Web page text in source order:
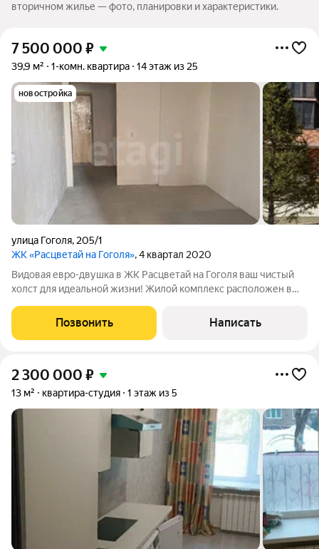
вторичном жилье — фото, планировки и характеристики.
7 500 000 ₽
39,9 м² 1-комн. квартира 14 этаж из 25
новостройка
улица Гоголя, 205/1
ЖК «Расцветай на Гоголя», 4 квартал 2020
Видовая евро-двушка в ЖК Расцветай на Гоголя ваш чистый
холст для идеальной жизни! Жилой комплекс расположен в
развивающихся в Новосибирске. Состоит из трёх 25-этажных
домов и одного дома переменной
Позвонить Написать
2 300 000 ₽
13 м² квартира-студия 1 этаж из 5